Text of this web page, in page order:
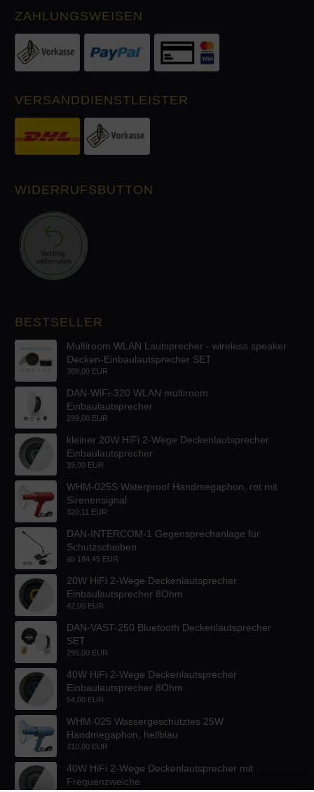
ZAHLUNGSWEISEN
VERSANDDIENSTLEISTER
WIDERRUFSBUTTON
BESTSELLER
Multiroom WLAN Lautsprecher - wireless speaker
Decken-Einbaulautsprecher SET
369,00 EUR
DAN-WiFi-320 WLAN multiroom
Einbaulautsprecher
299,00 EUR
kleiner 20W HiFi 2-Wege Deckenlautsprecher
Einbaulautsprecher
39,00 EUR
WHM-025S Waterproof Handmegaphon, rot mit
Sirenensignal
320,11 EUR
DAN-INTERCOM-1 Gegensprechanlage für
Schutzscheiben
ab 184,45 EUR
20W HiFi 2-Wege Deckenlautsprecher
Einbaulautsprecher 8Ohm
42,00 EUR
DAN-VAST-250 Bluetooth Deckenlautsprecher
SET
295,00 EUR
40W HiFi 2-Wege Deckenlautsprecher
Einbaulautsprecher 8Ohm
54,00 EUR
WHM-025 Wassergeschütztes 25W
Handmegaphon, hellblau
310,00 EUR
40W HiFi 2-Wege Deckenlautsprecher mit
Frequenzweiche